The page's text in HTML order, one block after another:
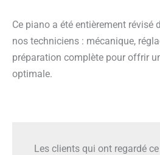
Ce piano a été entièrement révisé
nos techniciens : mécanique,
préparation complète pour offrir
optimale.
Les clients qui ont regardé